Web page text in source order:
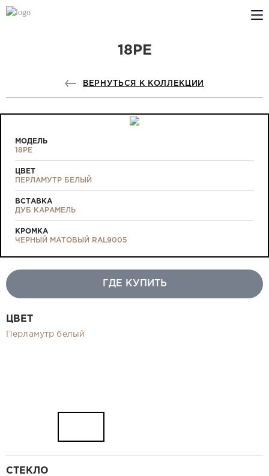
КОМПАНИЯ
PROFILDOORS
18PE
ВЕРНУТЬСЯ К КОЛЛЕКЦИИ
МОДЕЛЬ
18PE
ЦВЕТ
ПЕРЛАМУТР БЕЛЫЙ
ВСТАВКА
ДУБ КАРАМЕЛЬ
КРОМКА
ЧЕРНЫЙ МАТОВЫЙ RAL9005
ГДЕ КУПИТЬ
ЦВЕТ
Перламутр белый
СТЕКЛО